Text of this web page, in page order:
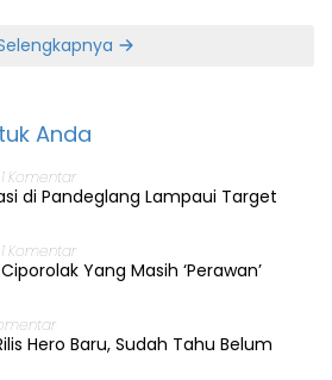
Anda
1 Komentar
di Pandeglang Lampaui Target
1 Komentar
Yang Masih ‘Perawan’
Hero Baru, Sudah Tahu Belum